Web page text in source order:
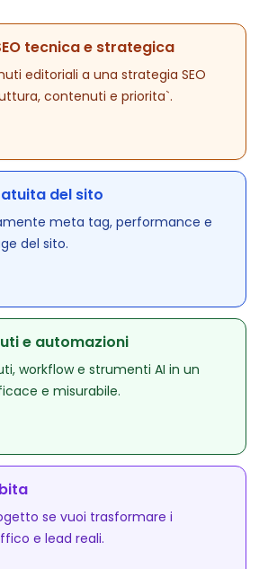
tecnica e strategica
editoriali a una strategia SEO
contenuti e priorita`.
del sito
meta tag, performance e
del sito.
e automazioni
workflow e strumenti AI in un
e misurabile.
se vuoi trasformare i
e lead reali.